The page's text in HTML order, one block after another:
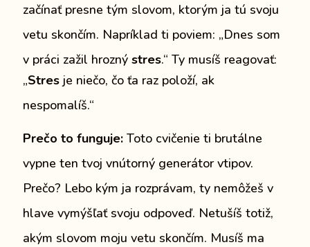
začínať presne tým slovom, ktorým ja tú svoju
vetu skončím. Napríklad ti poviem: „Dnes som
v práci zažil hrozný stres.“ Ty musíš reagovať:
„Stresje niečo, čo ťa raz položí, ak
nespomalíš.“
Prečo to funguje:Toto cvičenie ti brutálne
vypne ten tvoj vnútorný generátor vtipov.
Prečo? Lebo kým ja rozprávam, ty nemôžeš v
hlave vymýšľať svoju odpoveď. Netušíš totiž,
akým slovom moju vetu skončím. Musíš ma